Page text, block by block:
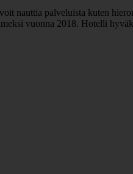
palveluista kuten
vuonna 2018. Hotelli